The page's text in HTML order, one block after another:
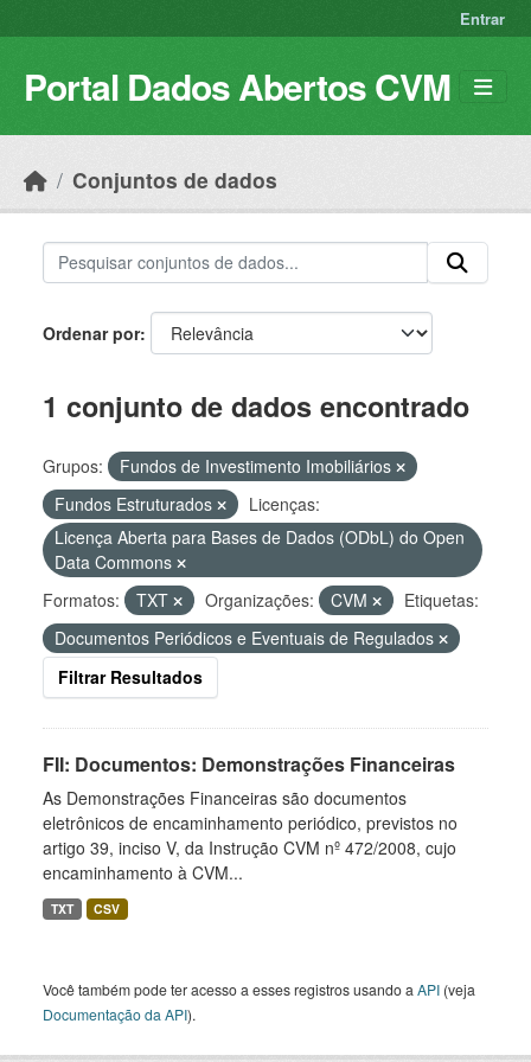
Entrar
Portal Dados Abertos CVM
Conjuntos de dados
Ordenar por
1 conjunto de dados encontrado
Grupos:
Fundos de Investimento Imobiliários
Fundos Estruturados
Licenças:
Licença Aberta para Bases de Dados (ODbL) do Open
Data Commons
Formatos:
TXT Organizações: CVM
Etiquetas:
Documentos Periódicos e Eventuais de Regulados
Filtrar Resultados
FII: Documentos: Demonstrações Financeiras
As Demonstrações Financeiras são documentos
eletrônicos de encaminhamento periódico, previstos no
artigo 39, inciso V, da Instrução CVM nº 472/2008, cujo
encaminhamento à CVM...
TXT CSV
Você também pode ter acesso a esses registros usando a API (veja
Documentação da API).